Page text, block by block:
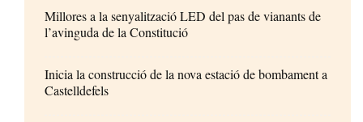
Millores a la senyalització LED del pas de vianants de
l’avinguda de la Constitució
Inicia la construcció de la nova estació de bombament a
Castelldefels